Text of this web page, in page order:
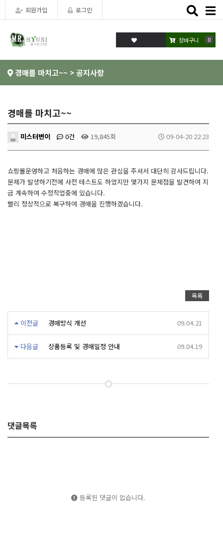
회원가입 로그인
Toggle
장바구니 0
경매를 마치고~~ > 공지사항
경매를 마치고~~
미스터변이 0건 19,845회 09-04-20 22:23
쇼핑몰운영하고 처음하는 경매에 많은 관심을 주셔서 대단히 감사드립니다.
문제가 발생하기전에 사전 테스트도 하였지만 몇가지 문제점을 발견하여 지
금 계속하여 수정작업중에 있습니다.
빨리 정상적으로 복구하여 경매을 진행하겠습니다.
목록
이전글 경매방식 개선 09.04.21
다음글 상품등록 및 경매일정 안내 09.04.19
댓글목록
등록된 댓글이 없습니다.